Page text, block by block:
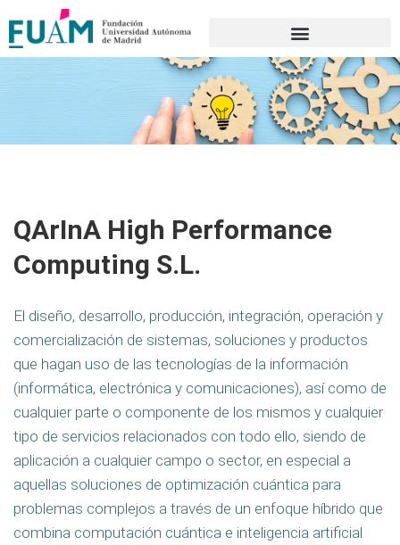
QArInA High Performance
Computing S.L.
El diseño, desarrollo, producción, integración, operación y
comercialización de sistemas, soluciones y productos
que hagan uso de las tecnologías de la información
(informática, electrónica y comunicaciones), así como de
cualquier parte o componente de los mismos y cualquier
tipo de servicios relacionados con todo ello, siendo de
aplicación a cualquier campo o sector, en especial a
aquellas soluciones de optimización cuántica para
problemas complejos a través de un enfoque híbrido que
combina computación cuántica e inteligencia artificial